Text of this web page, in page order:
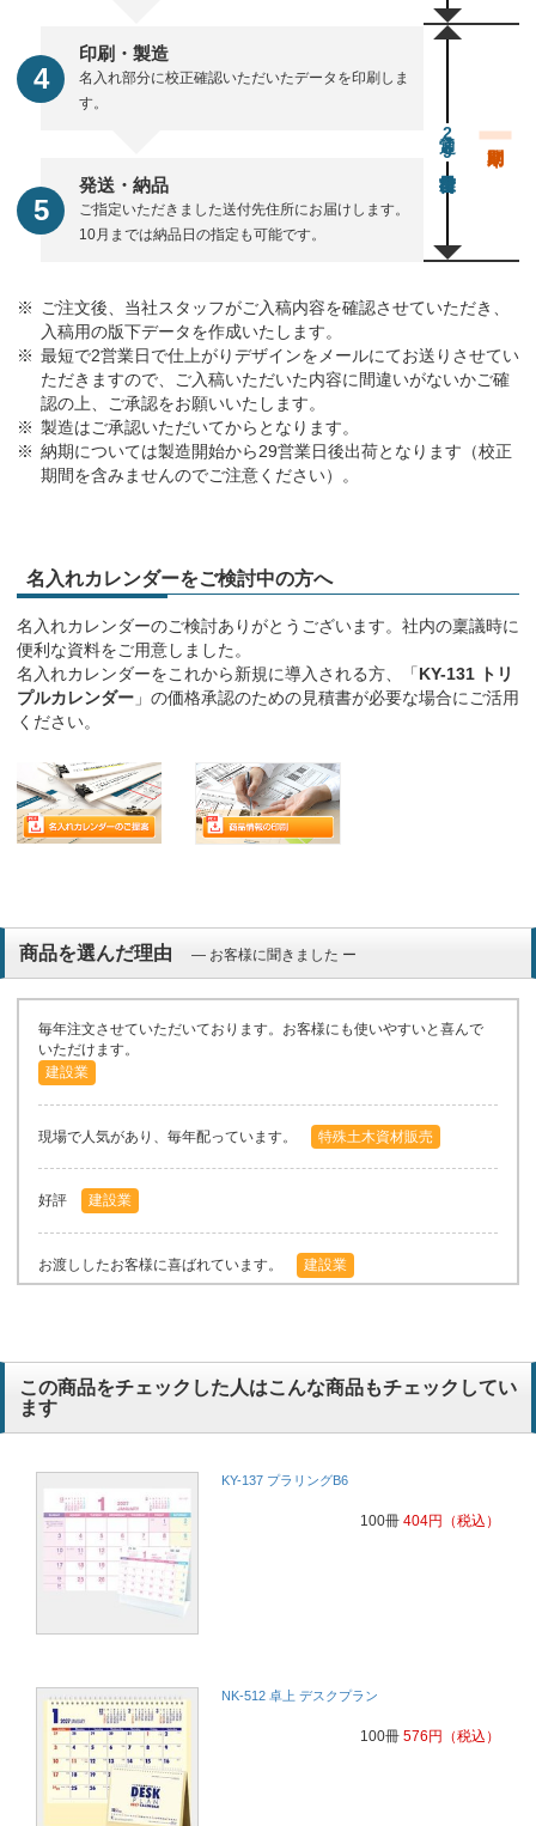
印刷・製造
名入れ部分に校正確認いただいたデータを印刷しま
す。
発送・納品
ご指定いただきました送付先住所にお届けします。
10月までは納品日の指定も可能です。
通常29営業日後出荷
ご注文後、当社スタッフがご入稿内容を確認させていただき、
入稿用の版下データを作成いたします。
最短で2営業日で仕上がりデザインをメールにてお送りさせてい
ただきますので、ご入稿いただいた内容に間違いがないかご確
認の上、ご承認をお願いいたします。
製造はご承認いただいてからとなります。
納期については製造開始から29営業日後出荷となります（校正
期間を含みませんのでご注意ください）。
名入れカレンダーをご検討中の方へ
名入れカレンダーのご検討ありがとうございます。社内の稟議時に
便利な資料をご用意しました。
名入れカレンダーをこれから新規に導入される方、「KY-131 トリ
プルカレンダー 」の価格承認のための見積書が必要な場合にご活用
ください。
商品を選んだ理由 ― お客様に聞きました ー
毎年注文させていただいております。お客様にも使いやすいと喜んで
いただけます。
建設業
現場で人気があり、毎年配っています。 特殊土木資材販売
好評 建設業
お渡ししたお客様に喜ばれています。 建設業
得意先に評判がよい。 建材販売業
かわいい干支なので。毎年このカレンダーにしています。
卓上で3か月見れるカレンダーは、お客様にとても喜んでいただいて
います。干支のイラストもかわいいので気に入っています。
好評なので 建設
3か月表示できるものが、現場では喜ばれるため。
お客様からとても喜ばれています。
この商品をチェックした人はこんな商品もチェックしてい
ます
KY-137 プラリングB6
100冊 404円 （税込）
NK-512 卓上 デスクプラン
100冊 576円 （税込）